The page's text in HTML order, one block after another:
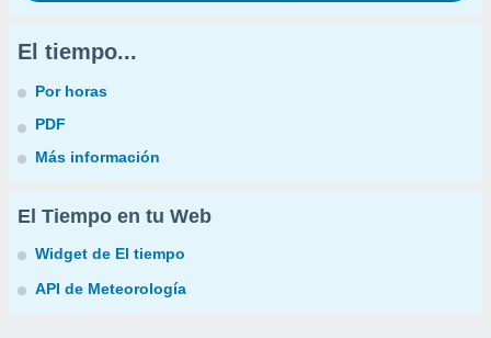
El tiempo...
Por horas
PDF
Más información
El Tiempo en tu Web
Widget de El tiempo
API de Meteorología